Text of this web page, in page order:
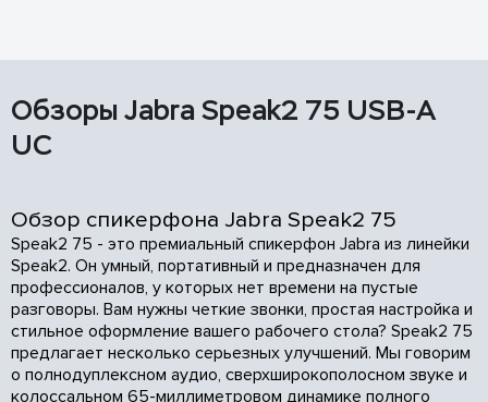
Обзоры Jabra Speak2 75 USB-A
UC
Обзор спикерфона Jabra Speak2 75
Speak2 75 - это премиальный спикерфон Jabra из линейки
Speak2. Он умный, портативный и предназначен для
профессионалов, у которых нет времени на пустые
разговоры. Вам нужны четкие звонки, простая настройка и
стильное оформление вашего рабочего стола? Speak2 75
предлагает несколько серьезных улучшений. Мы говорим
о полнодуплексном аудио, сверхширокополосном звуке и
колоссальном 65-миллиметровом динамике полного